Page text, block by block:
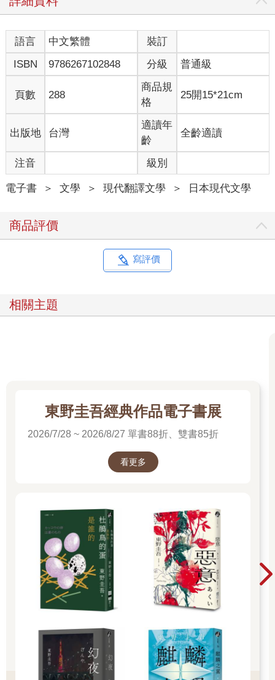
語言 中文繁體
裝訂
ISBN
9786267102848 分級 普通級
頁數 288
商品規
格
25開15*21cm
出版地 台灣
適讀年
齡
全齡適讀
注音 級別
電子書 ＞ 文學 ＞ 現代翻譯文學 ＞ 日本現代文學
商品評價
寫評價
相關主題
東野圭吾經典作品電子書展
2026/7/28 ~ 2026/8/27 單書88折、雙書85折
看更多